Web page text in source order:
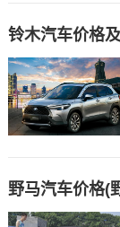
铃木汽车价格
野马汽车价格(